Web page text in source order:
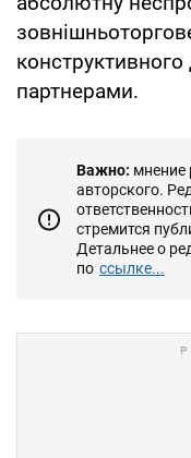
конструктивного
партнерами.
Важно: мнение
авторского.
стремится
Детальнее о
по ссылке...